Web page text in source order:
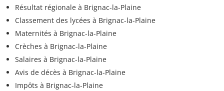
Résultat régionale à Brignac-la-Plaine
Classement des lycées à Brignac-la-Plaine
Maternités à Brignac-la-Plaine
Crèches à Brignac-la-Plaine
Salaires à Brignac-la-Plaine
Avis de décès à Brignac-la-Plaine
Impôts à Brignac-la-Plaine